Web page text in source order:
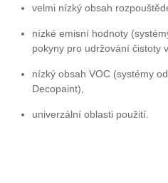
velmi nízký obsah
nízké emisní hodnoty
pokyny pro udržování čistoty
nízký obsah VOC (systémy
Decopaint),
univerzální oblasti použití.